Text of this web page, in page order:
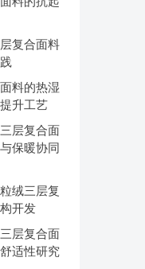
复合面料
料的热湿
升工艺
层复合面
保暖协同
绒三层复
开发
层复合面
适性研究